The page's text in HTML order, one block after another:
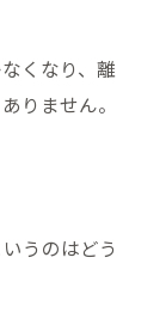
くなり、離
りません。
うのはどう